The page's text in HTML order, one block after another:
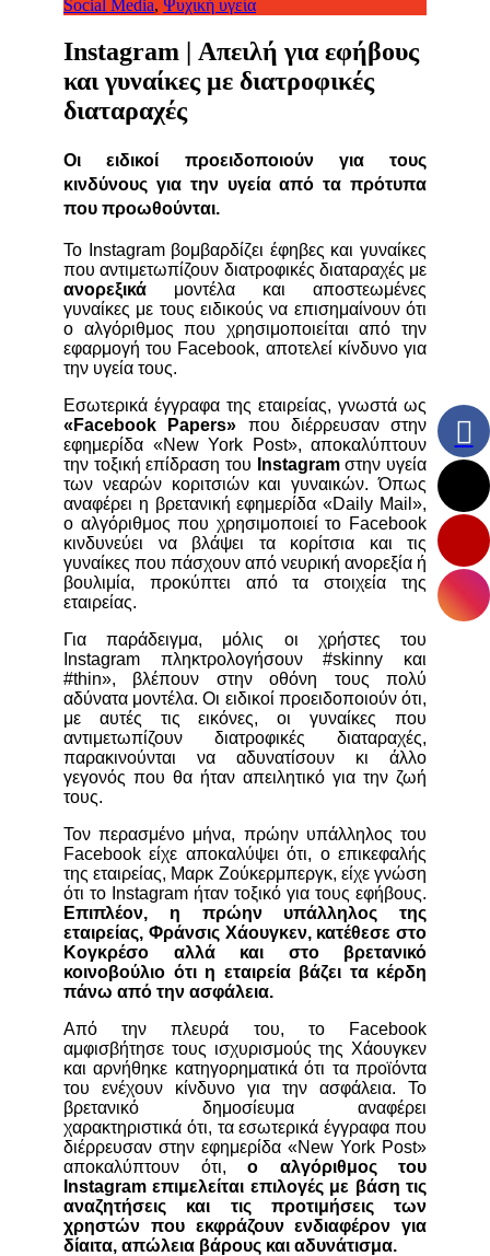
Social Media, Ψυχική υγεία
Instagram | Απειλή για εφήβους
και γυναίκες με διατροφικές
διαταραχές
Οι ειδικοί προειδοποιούν για τους
κινδύνους για την υγεία από τα πρότυπα
που προωθούνται.
To Instagram βομβαρδίζει έφηβες και γυναίκες
που αντιμετωπίζουν διατροφικές διαταραχές με
ανορεξικά μοντέλα και αποστεωμένες
γυναίκες με τους ειδικούς να επισημαίνουν ότι
ο αλγόριθμος που χρησιμοποιείται από την
εφαρμογή του Facebook, αποτελεί κίνδυνο για
την υγεία τους.
Εσωτερικά έγγραφα της εταιρείας, γνωστά ως
«Facebook Papers» που διέρρευσαν στην
εφημερίδα «New York Post», αποκαλύπτουν
την τοξική επίδραση του
Instagramστην υγεία
των νεαρών κοριτσιών και γυναικών. Όπως
αναφέρει η βρετανική εφημερίδα «Daily Mail»,
o αλγόριθμος που χρησιμοποιεί το Facebook
κινδυνεύει να βλάψει τα κορίτσια και τις
γυναίκες που πάσχουν από νευρική ανορεξία ή
βουλιμία, προκύπτει από τα στοιχεία της
εταιρείας.
Για παράδειγμα, μόλις οι χρήστες του
Instagram πληκτρολογήσουν #skinny και
#thin», βλέπουν στην οθόνη τους πολύ
αδύνατα μοντέλα. Οι ειδικοί προειδοποιούν ότι,
με αυτές τις εικόνες, οι γυναίκες που
αντιμετωπίζουν διατροφικές διαταραχές,
παρακινούνται να αδυνατίσουν κι άλλο
γεγονός που θα ήταν απειλητικό για την ζωή
τους.
Τον περασμένο μήνα, πρώην υπάλληλος του
Facebook είχε αποκαλύψει ότι, ο επικεφαλής
της εταιρείας, Mαρκ Ζούκερμπεργκ, είχε γνώση
ότι το Instagram ήταν τοξικό για τους εφήβους.
Επιπλέον, η πρώην υπάλληλος της
εταιρείας, Φράνσις Χάουγκεν, κατέθεσε στο
Κογκρέσο αλλά και στο βρετανικό
κοινοβούλιο ότι η εταιρεία βάζει τα κέρδη
πάνω από την ασφάλεια.
Από την πλευρά του, το Facebook
αμφισβήτησε τους ισχυρισμούς της Χάουγκεν
και αρνήθηκε κατηγορηματικά ότι τα προϊόντα
του ενέχουν κίνδυνο για την ασφάλεια. Το
βρετανικό δημοσίευμα αναφέρει
χαρακτηριστικά ότι, τα εσωτερικά έγγραφα που
διέρρευσαν στην εφημερίδα «New York Post»
αποκαλύπτουν ότι, ο αλγόριθμος του
Instagram επιμελείται επιλογές με βάση τις
αναζητήσεις και τις προτιμήσεις των
χρηστών που εκφράζουν ενδιαφέρον για
δίαιτα, απώλεια βάρους και αδυνάτισμα.